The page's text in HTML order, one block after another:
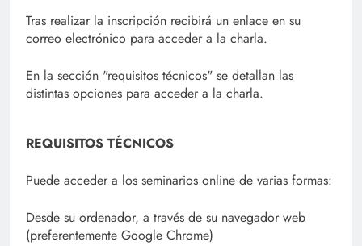
Tras realizar la inscripción recibirá un enlace en su
correo electrónico para acceder a la charla.
En la sección "requisitos técnicos" se detallan las
distintas opciones para acceder a la charla.
REQUISITOS TÉCNICOS
Puede acceder a los seminarios online de varias formas:
Desde su ordenador, a través de su navegador web
(preferentemente Google Chrome)